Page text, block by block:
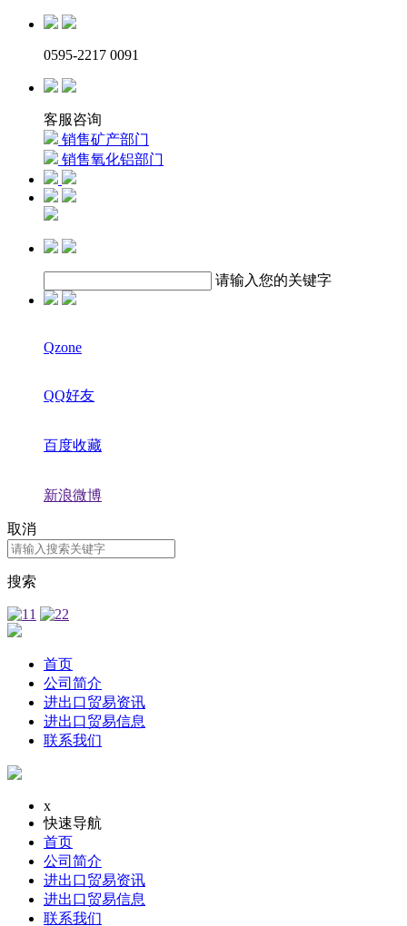
0595-2217 0091
客服咨询
销售矿产部门
销售氧化铝部门
请输入您的关键字
Qzone
QQ好友
百度收藏
新浪微博
取消
搜索
首页
公司简介
进出口贸易资讯
进出口贸易信息
联系我们
x
快速导航
首页
公司简介
进出口贸易资讯
进出口贸易信息
联系我们